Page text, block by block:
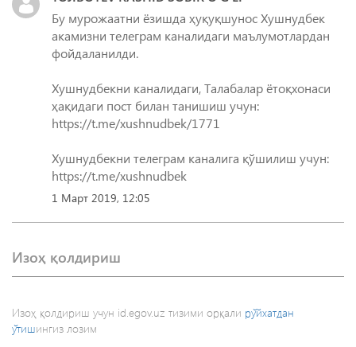
Бу мурожаатни ёзишда ҳуқуқшунос Хушнудбек
акамизни телеграм каналидаги маълумотлардан
фойдаланилди.
Хушнудбекни каналидаги, Талабалар ётоқхонаси
ҳақидаги пост билан танишиш учун:
https://t.me/xushnudbek/1771
Хушнудбекни телеграм каналига қўшилиш учун:
https://t.me/xushnudbek
1 Март 2019, 12:05
Изоҳ қолдириш
Изоҳ қолдириш учун id.egov.uz тизими орқали рўйхатдан
ўтишингиз лозим